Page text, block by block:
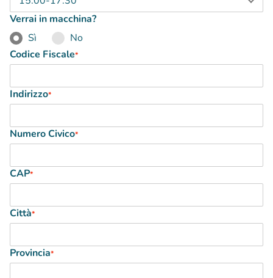
Verrai in macchina?
Sì
No
Codice Fiscale*
Indirizzo*
Numero Civico*
CAP*
Città*
Provincia*